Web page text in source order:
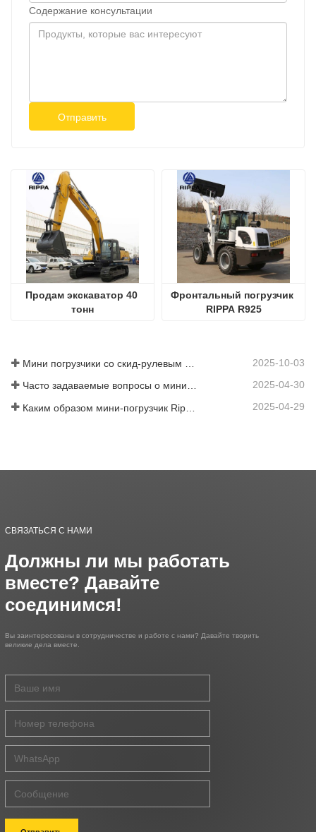
Содержание консультации
Отправить
Продам экскаватор 40
тонн
Фронтальный погрузчик
RIPPA R925
2025-10-03
Часто задаваемые вопросы о мини-погрузчиках: 10 главных вопросов, которые больше всего беспокоят пользователей Rippa 2025-04-30
2025-04-29
СВЯЗАТЬСЯ С НАМИ
Должны ли мы работать
вместе? Давайте
соединимся!
Вы заинтересованы в сотрудничестве и работе с нами? Давайте творить
великие дела вместе.